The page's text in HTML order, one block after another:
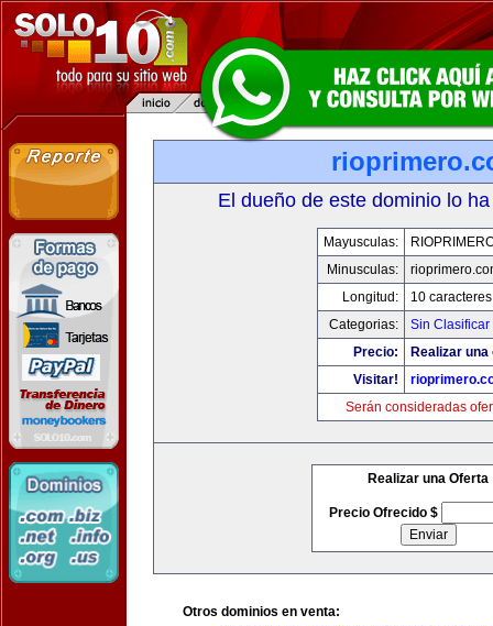
El dueño de este dominio lo
Mayusculas:
Minusculas:
Longitud:
10 caracteres
Categorias:
Sin Clasificar
Precio:
Realizar
Visitar!
Serán consideradas
Realizar una Oferta
Precio Ofrecido $
Otros dominios en venta: